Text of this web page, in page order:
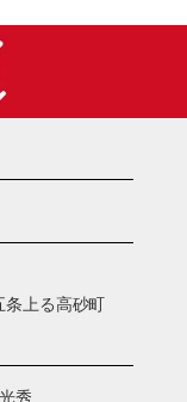
条上る高砂町
秀